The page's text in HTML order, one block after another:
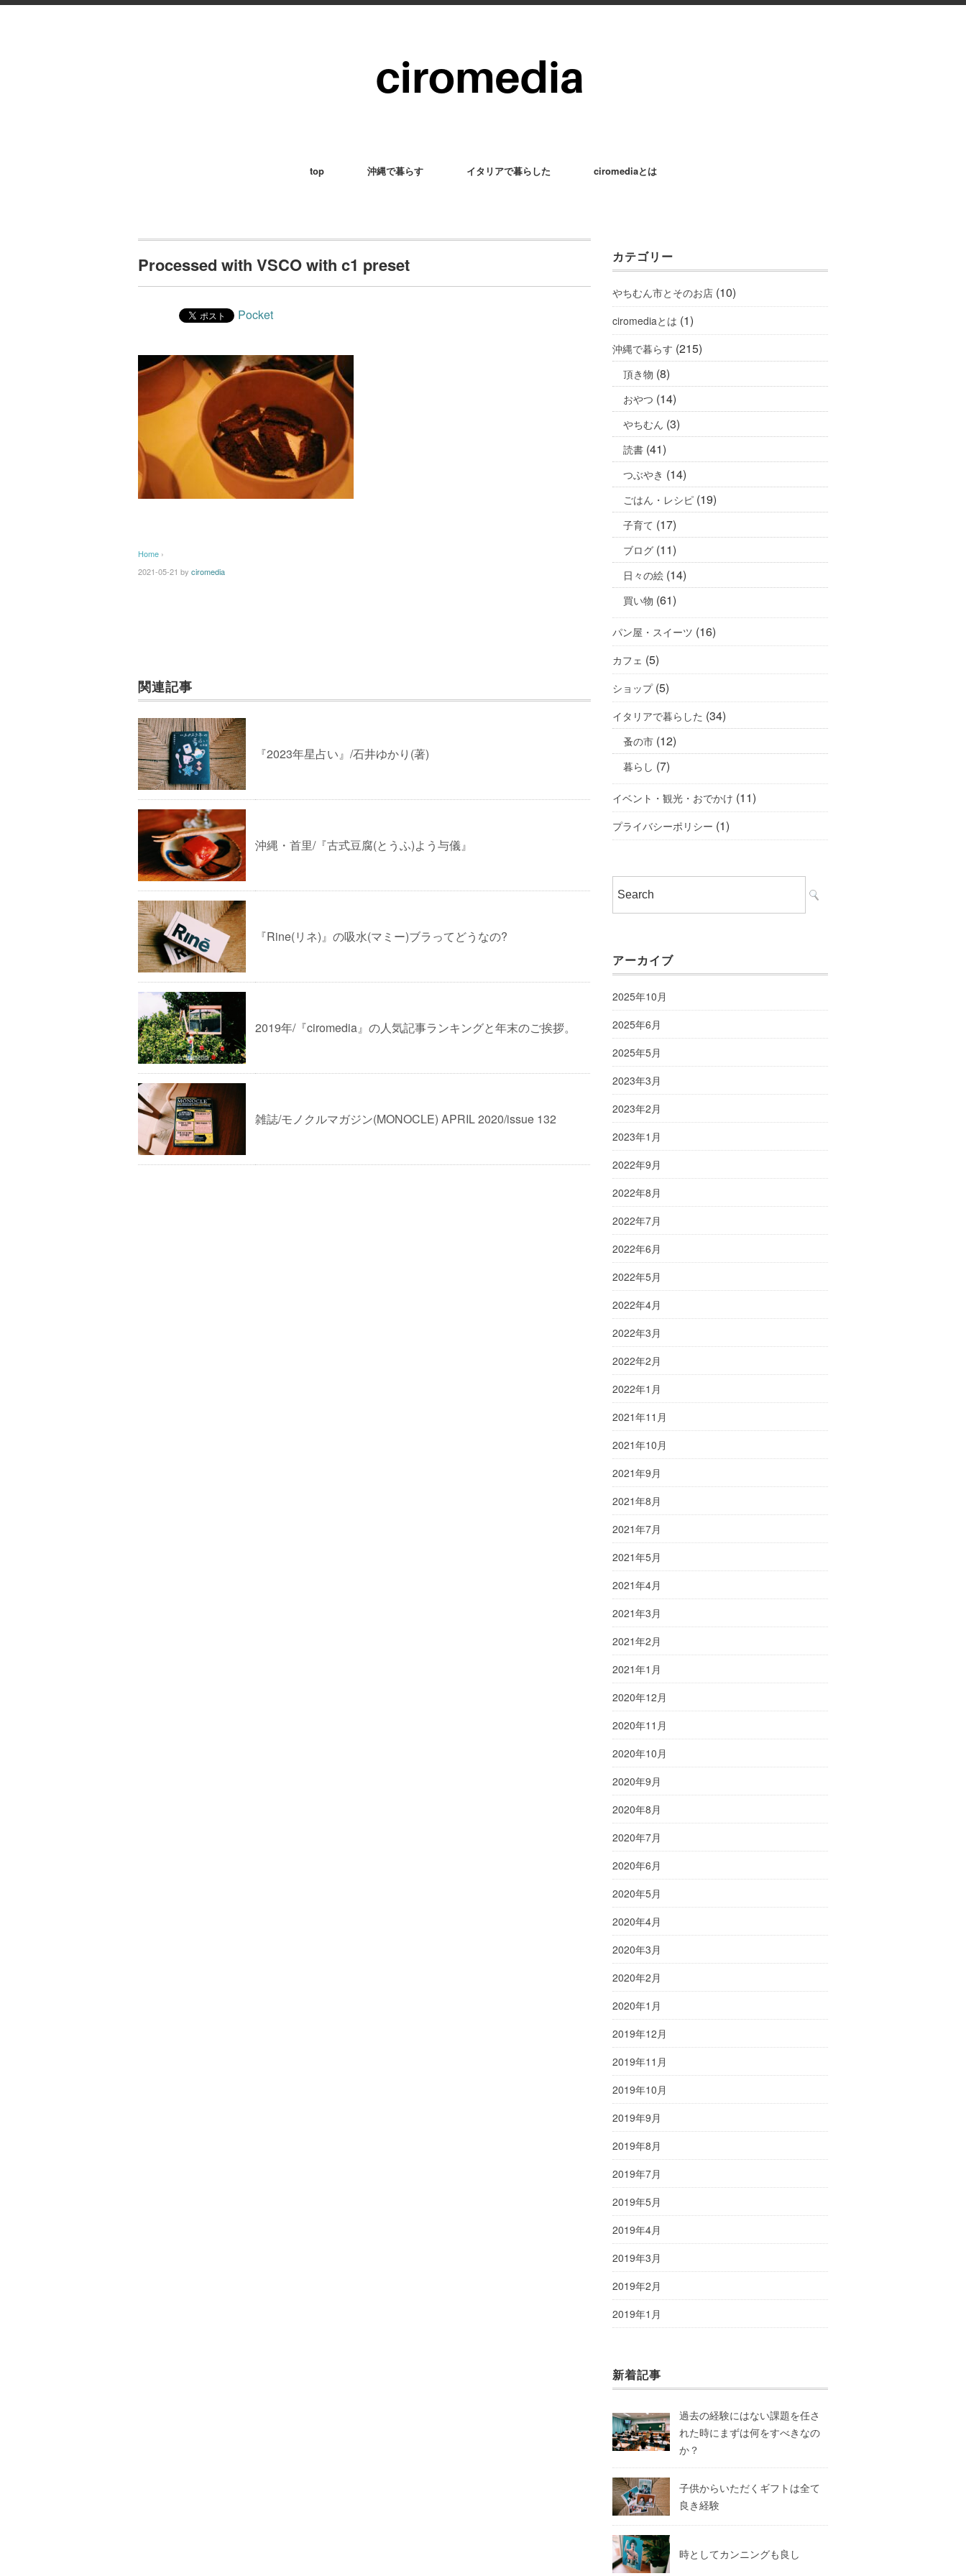
top 沖縄で暮らす イタリアで暮らした ciromediaとは
Processed with VSCO with c1 preset
Pocket
Home ›
2021-05-21 by ciromedia
関連記事
『2023年星占い』/石井ゆかり(著)
沖縄・首里/『古式豆腐(とうふ)よう与儀』
『Rine(リネ)』の吸水(マミー)ブラってどうなの?
2019年/『ciromedia』の人気記事ランキングと年末のご挨拶。
雑誌/モノクルマガジン(MONOCLE) APRIL 2020/issue 132
カテゴリー
やちむん市とそのお店 (10)
ciromediaとは (1)
沖縄で暮らす (215)
頂き物 (8)
おやつ (14)
やちむん (3)
読書 (41)
つぶやき (14)
ごはん・レシピ (19)
子育て (17)
ブログ (11)
日々の絵 (14)
買い物 (61)
パン屋・スイーツ (16)
カフェ (5)
ショップ(5)
イタリアで暮らした (34)
蚤の市 (12)
暮らし (7)
イベント・観光・おでかけ (11)
プライバシーポリシー (1)
アーカイブ
2025年10月
2025年6月
2025年5月
2023年3月
2023年2月
2023年1月
2022年9月
2022年8月
2022年7月
2022年6月
2022年5月
2022年4月
2022年3月
2022年2月
2022年1月
2021年11月
2021年10月
2021年9月
2021年8月
2021年7月
2021年5月
2021年4月
2021年3月
2021年2月
2021年1月
2020年12月
2020年11月
2020年10月
2020年9月
2020年8月
2020年7月
2020年6月
2020年5月
2020年4月
2020年3月
2020年2月
2020年1月
2019年12月
2019年11月
2019年10月
2019年9月
2019年8月
2019年7月
2019年5月
2019年4月
2019年3月
2019年2月
2019年1月
新着記事
過去の経験にはない課題を任さ
れた時にまずは何をすべきなの
か？
子供からいただくギフトは全て
良き経験
時としてカンニングも良し